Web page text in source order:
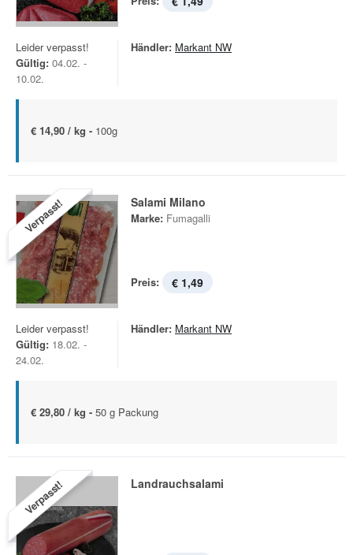
Leider verpasst!
Gültig: 04.02. -
10.02.
Händler: Markant NW
€ 14,90 / kg - 100g
Verpasst! Salami Milano
Marke: Fumagalli
Preis: € 1,49
Leider verpasst!
Gültig: 18.02. -
24.02.
Händler: Markant NW
€ 29,80 / kg - 50 g Packung
Verpasst! Landrauchsalami